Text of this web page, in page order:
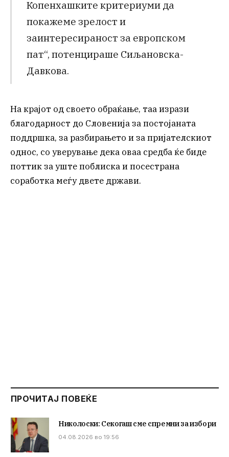
Копенхашките критериуми да
покажеме зрелост и
заинтересираност за европском
пат“, потенцираше Сиљановска-
Давкова.
На крајот од своето обраќање, таа изрази
благодарност до Словенија за постојаната
поддршка, за разбирањето и за пријателскиот
однос, со уверување дека оваа средба ќе биде
поттик за уште поблиска и посестрана
соработка меѓу двете држави.
ПРОЧИТАЈ ПОВЕЌЕ
Николоски: Секогаш сме спремни за избори
04.08.2026 во 19:56